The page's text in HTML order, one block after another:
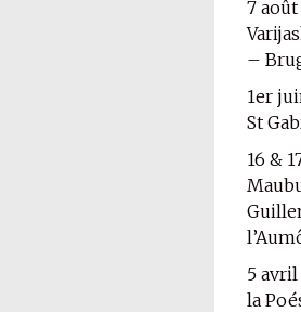
7
–
1er
St
16 &
5
la